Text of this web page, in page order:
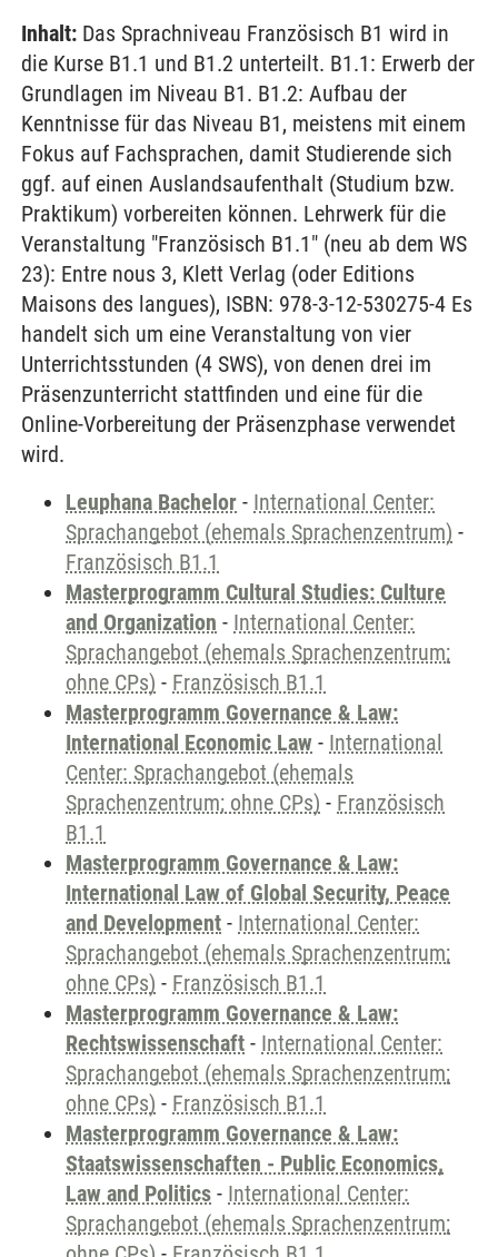
Inhalt: Das Sprachniveau Französisch B1 wird in
die Kurse B1.1 und B1.2 unterteilt. B1.1: Erwerb der
Grundlagen im Niveau B1. B1.2: Aufbau der
Kenntnisse für das Niveau B1, meistens mit einem
Fokus auf Fachsprachen, damit Studierende sich
ggf. auf einen Auslandsaufenthalt (Studium bzw.
Praktikum) vorbereiten können. Lehrwerk für die
Veranstaltung "Französisch B1.1" (neu ab dem WS
23): Entre nous 3, Klett Verlag (oder Editions
Maisons des langues), ISBN: 978-3-12-530275-4 Es
handelt sich um eine Veranstaltung von vier
Unterrichtsstunden (4 SWS), von denen drei im
Präsenzunterricht stattfinden und eine für die
Online-Vorbereitung der Präsenzphase verwendet
wird.
Leuphana Bachelor - International Center:
Sprachangebot (ehemals Sprachenzentrum) -
Französisch B1.1
Masterprogramm Cultural Studies: Culture
and Organization - International Center:
Sprachangebot (ehemals Sprachenzentrum;
ohne CPs) - Französisch B1.1
Masterprogramm Governance & Law:
International Economic Law - International
Center: Sprachangebot (ehemals
Sprachenzentrum; ohne CPs) - Französisch
B1.1
Masterprogramm Governance & Law:
International Law of Global Security, Peace
and Development - International Center:
Sprachangebot (ehemals Sprachenzentrum;
ohne CPs) - Französisch B1.1
Masterprogramm Governance & Law:
Rechtswissenschaft - International Center:
Sprachangebot (ehemals Sprachenzentrum;
ohne CPs) - Französisch B1.1
Masterprogramm Governance & Law:
Staatswissenschaften - Public Economics,
Law and Politics - International Center:
Sprachangebot (ehemals Sprachenzentrum;